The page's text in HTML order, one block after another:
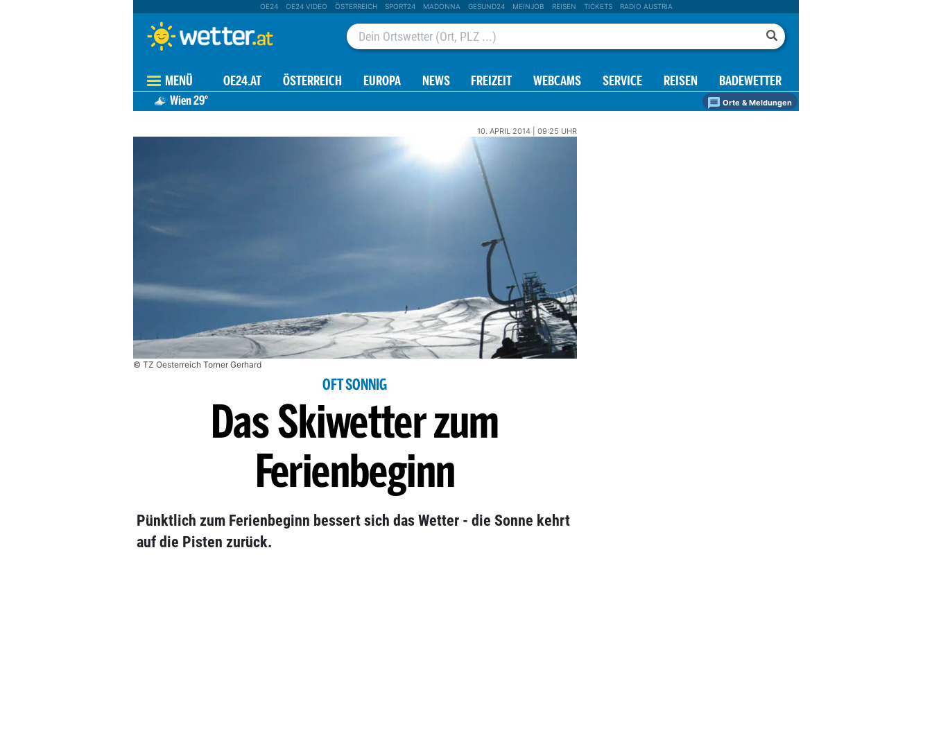
OE24 OE24 VIDEO ÖSTERREICH SPORT24 MADONNA GESUND24 MEINJOB REISEN TICKETS RADIO AUSTRIA
MENÜ OE24.AT ÖSTERREICH EUROPA NEWS FREIZEIT WEBCAMS SERVICE REISEN BADEWETTER
Wien29° Orte & Meldungen
10. APRIL 2014 | 09:25 UHR
© TZ Oesterreich Torner Gerhard
OFT SONNIG
Das Skiwetter zum
Ferienbeginn
Pünktlich zum Ferienbeginn bessert sich das Wetter - die Sonne kehrt
auf die Pisten zurück.